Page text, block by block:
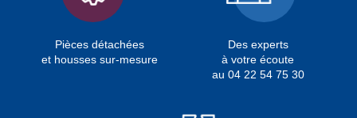
Pièces détachées
et housses sur-mesure
Des experts
à votre écoute
au 04 22 54 75 30